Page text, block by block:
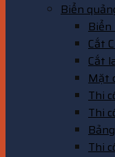
Biển
Biển
Cắt
Cắt
Mặt
Thi
Thi
Thi